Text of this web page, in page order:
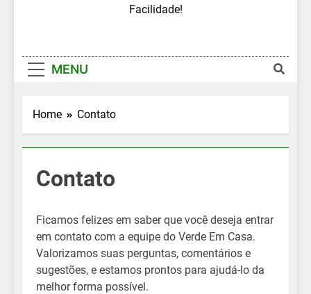
Facilidade!
MENU
Home Contato
Contato
Ficamos felizes em saber que você deseja entrar
em contato com a equipe do Verde Em Casa.
Valorizamos suas perguntas, comentários e
sugestões, e estamos prontos para ajudá-lo da
melhor forma possível.